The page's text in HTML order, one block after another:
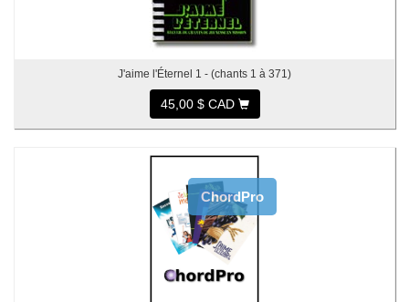
J'aime l'Éternel 1 - (chants 1 à 371)
45,00 $ CAD
ChordPro